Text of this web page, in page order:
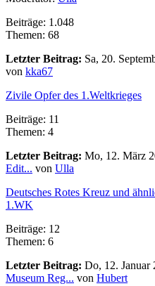
Beiträge: 1.048
Themen: 68
Letzter Beitrag: Sa, 20.
von kka67
Zivile Opfer des 1.Weltkrieges
Beiträge: 11
Themen: 4
Letzter Beitrag: Mo, 12. März
Edit... von Ulla
Deutsches Rotes Kreuz und
1.WK
Beiträge: 12
Themen: 6
Letzter Beitrag: Do, 12. Januar
Museum Reg... von Hubert